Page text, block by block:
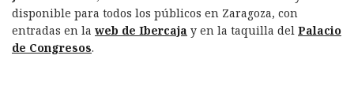
disponible para todos los públicos en Zaragoza, con
entradas en la web de Ibercaja y en la taquilla del Palacio
de Congresos.